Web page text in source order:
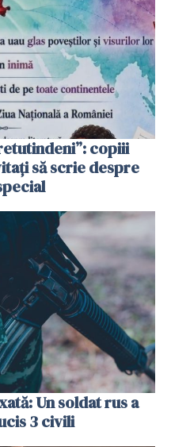
copiii
să scrie despre
Un soldat rus a
3 civili